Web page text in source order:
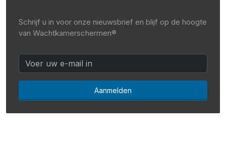
Schrijf u in voor onze nieuwsbrief en blijf op de hoogte
van Wachtkamerschermen®
Aanmelden